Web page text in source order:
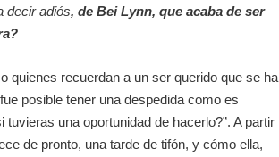
decir adiós, de Bei Lynn, que acaba de ser
quienes recuerdan a un ser querido que se ha
posible tener una despedida como es
una oportunidad de hacerlo?”. A partir
de pronto, una tarde de tifón, y cómo ella,